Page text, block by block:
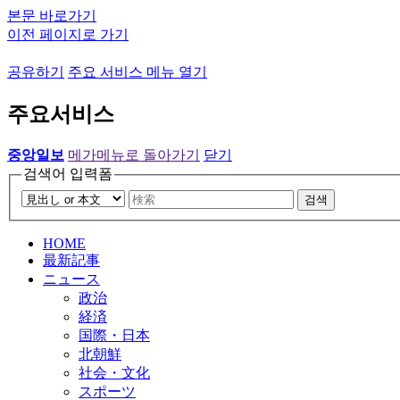
본문 바로가기
이전 페이지로 가기
공유하기 주요 서비스 메뉴 열기
주요서비스
중앙일보 메가메뉴로 돌아가기
닫기
검색어 입력폼
검색
HOME
最新記事
ニュース
政治
経済
国際・日本
北朝鮮
社会・文化
スポーツ